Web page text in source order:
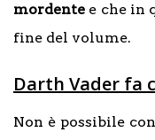
mordente e che in
fine del volume.
Darth Vader fa
Non è possibile